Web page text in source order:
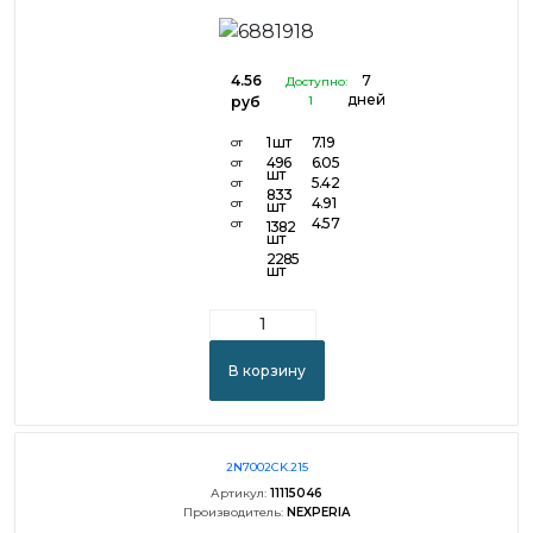
4.56
руб
Доступно:
1
7
дней
от
от
от
от
от
1 шт
496
шт
833
шт
1382
шт
2285
шт
7.19
6.05
5.42
4.91
4.57
В корзину
2N7002CK.215
Артикул: 11115046
Производитель: NEXPERIA